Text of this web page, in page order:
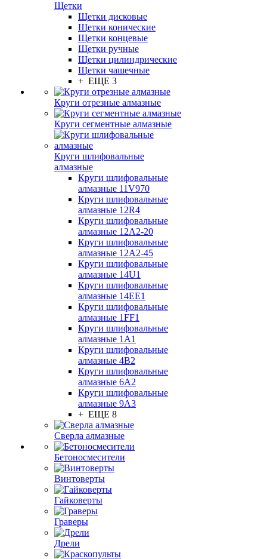
Щетки
Щетки дисковые
Щетки конические
Щетки концевые
Щетки ручные
Щетки цилиндрические
Щетки чашечные
+ ЕЩЕ 3
Круги отрезные алмазные
Круги сегментные алмазные
Круги шлифовальные
алмазные
Круги шлифовальные
алмазные 11V970
Круги шлифовальные
алмазные 12R4
Круги шлифовальные
алмазные 12А2-20
Круги шлифовальные
алмазные 12А2-45
Круги шлифовальные
алмазные 14U1
Круги шлифовальные
алмазные 14ЕЕ1
Круги шлифовальные
алмазные 1FF1
Круги шлифовальные
алмазные 1А1
Круги шлифовальные
алмазные 4В2
Круги шлифовальные
алмазные 6A2
Круги шлифовальные
алмазные 9А3
+ ЕЩЕ 8
Сверла алмазные
Бетоносмесители
Винтоверты
Гайковерты
Граверы
Дрели